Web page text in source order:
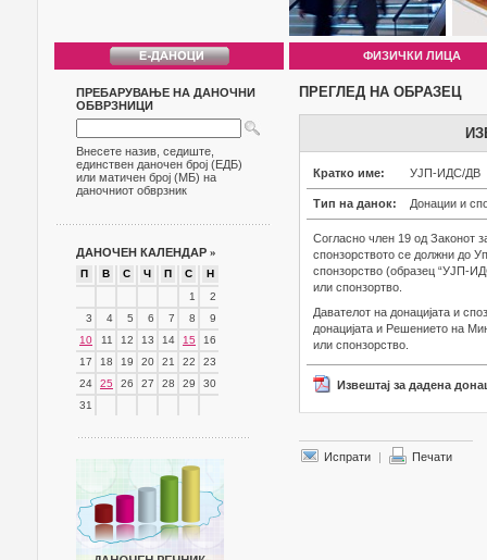
ФИЗИЧКИ ЛИЦА
ПРЕБАРУВАЊЕ НА ДАНОЧНИ
ОБВРЗНИЦИ
Внесете назив, седиште,
единствен даночен број (ЕДБ)
или матичен број (МБ) на
даночниот обврзник
ДАНОЧЕН КАЛЕНДАР »
П В С Ч П С
Н
1
2
3
4 5 6 7 8
9
10
11 12 13 14 15
16
17
18 19 20 21 22
23
24
25 26 27 28 29
30
31
ПРЕГЛЕД НА ОБРАЗЕЦ
Кратко име: УЈП-ИДС/ДВ
Тип на данок: Донации и
Согласно член 19 од Законот
спонзорството се должни до
спонзорство (образец “УЈП-
или спонзортво.
Давателот на донацијата и
донацијата и Решението на
или спонзорство.
Извештај за дадена
Испрати | Печати